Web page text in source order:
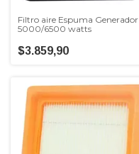
Filtro aire Espuma Generador
5000/6500 watts
$3.859,90